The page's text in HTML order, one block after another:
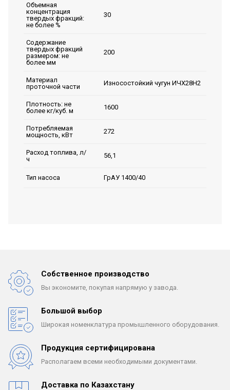
Объемная
концентрация
твердых фракций:
не более %
30
Содержание
твердых фракций
размером: не
более мм
200
Материал
проточной части
Износостойкий чугун ИЧХ28Н2
Плотность: не
более кг/куб. м
1600
Потребляемая
мощность, кВт
272
Расход топлива, л/
ч
56,1
Тип насоса ГрАУ 1400/40
Собственное производство
Вы экономите, покупая напрямую у завода.
Большой выбор
Широкая номенклатура промышленного оборудования.
Продукция сертифицирована
Располагаем всеми необходимыми документами.
Доставка по Казахстану